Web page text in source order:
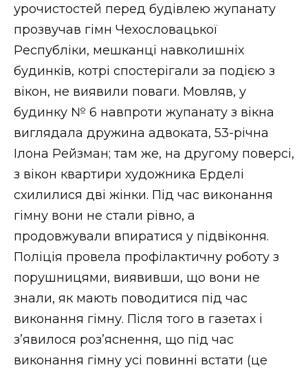
урочистостей перед будівлею жупанату
прозвучав гімн Чехословацької
Республіки, мешканці навколишніх
будинків, котрі спостерігали за подією з
вікон, не виявили поваги. Мовляв, у
будинку № 6 навпроти жупанату з вікна
виглядала дружина адвоката, 53-річна
Ілона Рейзман; там же, на другому поверсі,
з вікон квартири художника Ерделі
схилилися дві жінки. Під час виконання
гімну вони не стали рівно, а
продовжували впиратися у підвіконня.
Поліція провела профілактичну роботу з
порушницями, виявивши, що вони не
знали, як мають поводитися під час
виконання гімну. Після того в газетах і
з’явилося роз’яснення, що під час
виконання гімну усі повинні встати (це